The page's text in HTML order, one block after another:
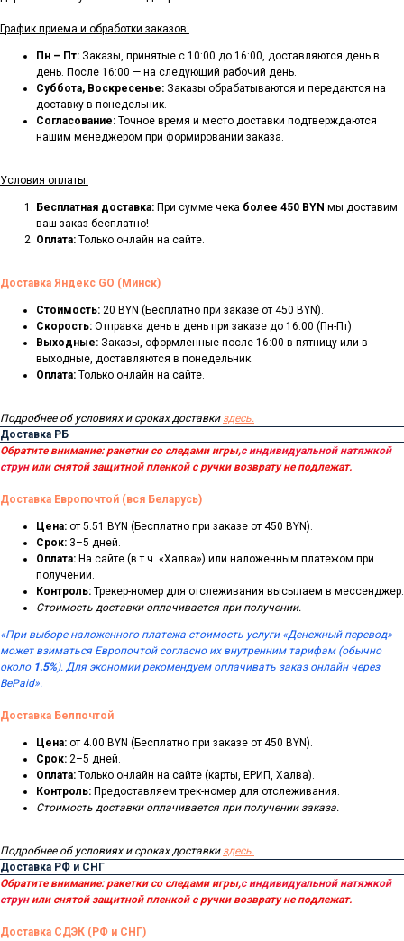
График приема и обработки заказов:
Пн – Пт: Заказы, принятые с 10:00 до 16:00, доставляются день в
день. После 16:00 — на следующий рабочий день.
Суббота, Воскресенье: Заказы обрабатываются и передаются на
доставку в понедельник.
Согласование: Точное время и место доставки подтверждаются
нашим менеджером при формировании заказа.
Условия оплаты:
Бесплатная доставка: При сумме чека более 450 BYN мы доставим
ваш заказ бесплатно!
Оплата: Только онлайн на сайте.
Доставка Яндекс GO (Минск)
Стоимость: 20 BYN (Бесплатно при заказе от 450 BYN).
Скорость: Отправка день в день при заказе до 16:00 (Пн-Пт).
Выходные: Заказы, оформленные после 16:00 в пятницу или в
выходные, доставляются в понедельник.
Оплата: Только онлайн на сайте.
Подробнее об условиях и сроках доставки здесь.
Доставка РБ
Обратите внимание: ракетки со следами игры,с индивидуальной натяжкой
струнили снятой защитной пленкой с ручки возврату не подлежат.
Доставка Европочтой (вся Беларусь)
Цена: от 5.51 BYN (Бесплатно при заказе от 450 BYN).
Срок: 3–5 дней.
Оплата: На сайте (в т.ч. «Халва») или наложенным платежом при
получении.
Контроль: Трекер-номер для отслеживания высылаем в мессенджер.
Стоимость доставки оплачивается при получении.
«При выборе наложенного платежа стоимость услуги «Денежный перевод»
может взиматься Европочтой согласно их внутренним тарифам (обычно
около 1.5%). Для экономии рекомендуем оплачивать заказ онлайн через
BePaid».
Доставка Белпочтой
Цена: от 4.00 BYN (Бесплатно при заказе от 450 BYN).
Срок: 2–5 дней.
Оплата: Только онлайн на сайте (карты, ЕРИП, Халва).
Контроль: Предоставляем трек-номер для отслеживания.
Стоимость доставки оплачивается при получении заказа.
Подробнее об условиях и сроках доставки здесь.
Доставка РФ и СНГ
Обратите внимание: ракетки со следами игры,с индивидуальной натяжкой
струнили снятой защитной пленкой с ручки возврату не подлежат.
Доставка СДЭК (РФ и СНГ)